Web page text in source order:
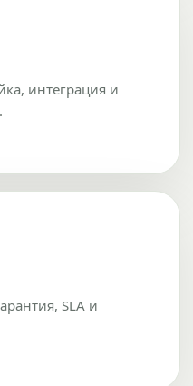
интеграция и
SLA и